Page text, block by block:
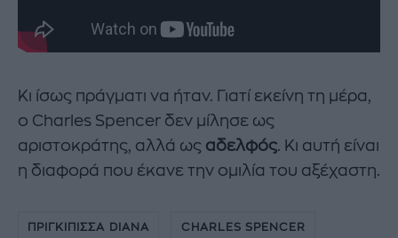
Κι ίσως πράγματι να ήταν. Γιατί εκείνη τη μέρα,
ο Charles Spencer δεν μίλησε ως
αριστοκράτης, αλλά ως αδελφός. Κι αυτή είναι
η διαφορά που έκανε την ομιλία του αξέχαστη.
ΠΡΙΓΚΙΠΙΣΣΑ DIANA CHARLES SPENCER